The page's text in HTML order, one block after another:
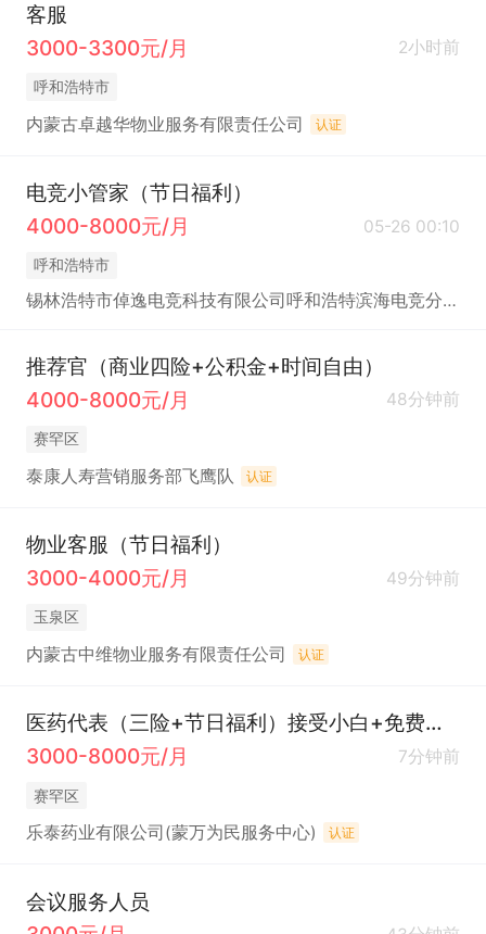
客服
3000-3300元/月
2小时前
呼和浩特市
内蒙古卓越华物业服务有限责任公司 认证
电竞小管家（节日福利）
4000-8000元/月
05-26 00:10
呼和浩特市
锡林浩特市倬逸电竞科技有限公司呼和浩特滨海电竞分公司
推荐官（商业四险+公积金+时间自由）
4000-8000元/月
48分钟前
赛罕区
泰康人寿营销服务部飞鹰队 认证
物业客服（节日福利）
3000-4000元/月
49分钟前
玉泉区
内蒙古中维物业服务有限责任公司 认证
医药代表（三险+节日福利）接受小白+免费培训
3000-8000元/月
7分钟前
赛罕区
乐泰药业有限公司(蒙万为民服务中心) 认证
会议服务人员